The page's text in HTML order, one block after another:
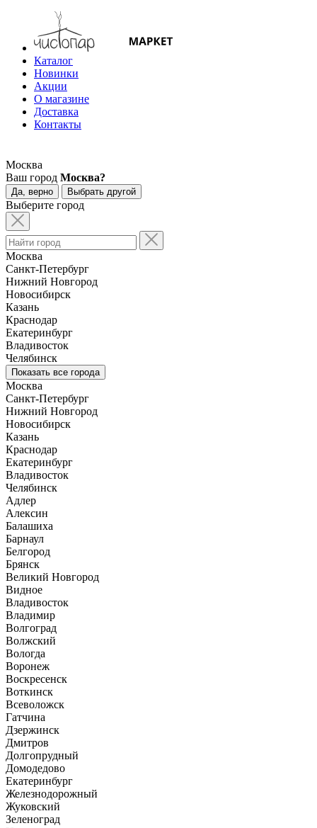
Каталог
Новинки
Акции
О магазине
Доставка
Контакты
Москва
Ваш город Москва?
Да, верно Выбрать другой
Выберите город
Москва
Санкт-Петербург
Нижний Новгород
Новосибирск
Казань
Краснодар
Екатеринбург
Владивосток
Челябинск
Показать все города
Москва
Санкт-Петербург
Нижний Новгород
Новосибирск
Казань
Краснодар
Екатеринбург
Владивосток
Челябинск
Адлер
Алексин
Балашиха
Барнаул
Белгород
Брянск
Великий Новгород
Видное
Владивосток
Владимир
Волгоград
Волжский
Вологда
Воронеж
Воскресенск
Воткинск
Всеволожск
Гатчина
Дзержинск
Дмитров
Долгопрудный
Домодедово
Екатеринбург
Железнодорожный
Жуковский
Зеленоград